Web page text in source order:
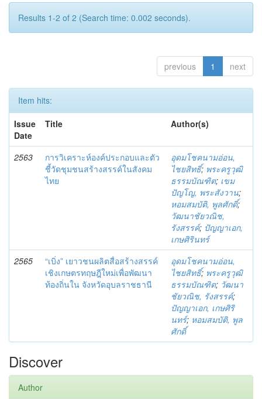
Results 1-2 of 2 (Search time: 0.002 seconds).
previous 1 next
Item hits:
Issue
Date
Title Author(s)
2563
การวิเคราะห์องค์ประกอบและตัว
ชี้วัดชุมชนสร้างสรรค์ในสังคม
ไทย
อุดมโชคนามอ่อน,
ไชยสิทธิ์; พระครูวุฒิ
ธรรมบัณฑิต; เขม
ปัญโญ, พระสังวาน;
หอมสมบัติ, พูลศักดิ์;
วัฒนาชัยวณิช,
รังสรรค์; ปัญญาเอก,
เกษศิรินทร์
2565
“เบิ่ง” เยาวชนผลิตสื่อสร้างสรรค์
เชิงเกษตรทฤษฎีใหม่เพื่อพัฒนา
ท้องถิ่นใน จังหวัดอุบลราชธานี
อุดมโชคนามอ่อน,
ไชยสิทธิ์; พระครูวุฒิ
ธรรมบัณฑิต; วัฒนา
ชัยวณิช, รังสรรค์;
ปัญญาเอก, เกษศิริ
นทร์; หอมสมบัติ, พูล
ศักดิ์
Discover
Author